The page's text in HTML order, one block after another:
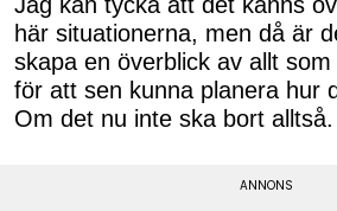
här situationerna, men då är
skapa en överblick av allt
för att sen kunna planera hur
Om det nu inte ska bort alltså.